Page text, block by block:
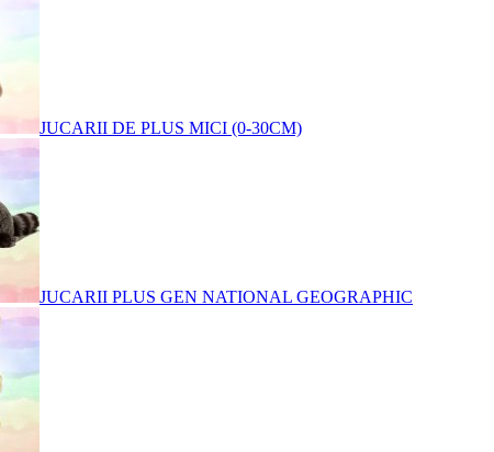
JUCARII DE PLUS MICI (0-30CM)
JUCARII PLUS GEN NATIONAL GEOGRAPHIC